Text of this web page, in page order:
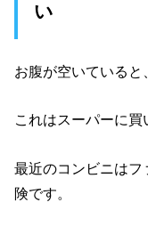
い
お腹が空いていると
これはスーパーに買
最近のコンビニは
険です。